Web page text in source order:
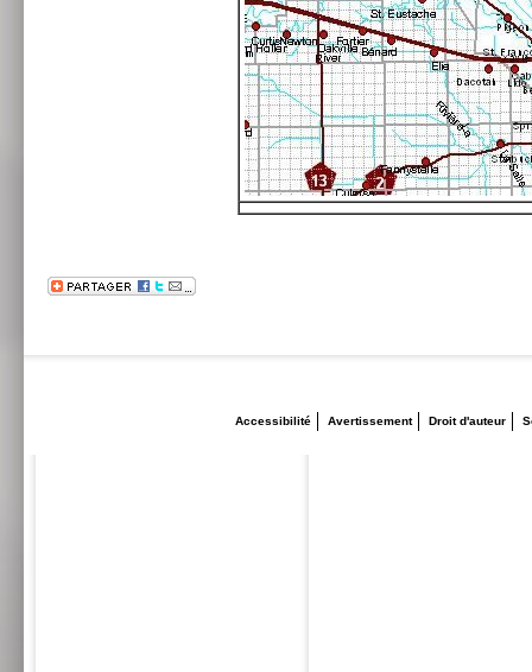
Accessibilité Avertissement Droit d'auteur